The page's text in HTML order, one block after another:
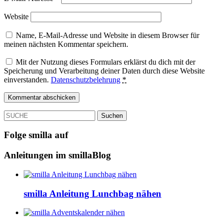
Website
Name, E-Mail-Adresse und Website in diesem Browser für
meinen nächsten Kommentar speichern.
Mit der Nutzung dieses Formulars erklärst du dich mit der
Speicherung und Verarbeitung deiner Daten durch diese Website
einverstanden. Datenschutzbelehrung *
SUCHE
Folge smilla auf
Anleitungen im smillaBlog
smilla Anleitung Lunchbag nähen